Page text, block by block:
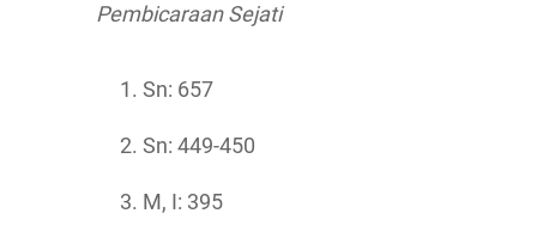
Pembicaraan Sejati
Sn: 657
Sn: 449-450
M, I: 395